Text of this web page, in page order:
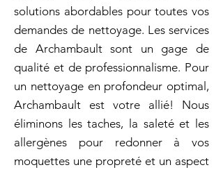
solutions abordables pour toutes vos
demandes de nettoyage. Les services
de Archambault sont un gage de
qualité et de professionnalisme. Pour
un nettoyage en profondeur optimal,
Archambault est votre allié! Nous
éliminons les taches, la saleté et les
allergènes pour redonner à vos
moquettes une propreté et un aspect